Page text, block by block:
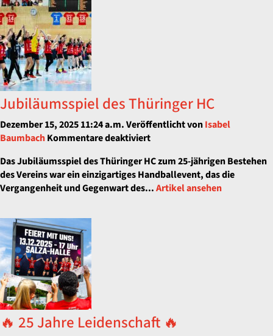
Jubiläumsspiel des Thüringer HC
Dezember 15, 2025 11:24 a.m.Veröffentlicht vonIsabel
BaumbachKommentare deaktiviertfür
des
Thüringer
HC
Das Jubiläumsspiel des Thüringer HC zum 25-jährigen Bestehen
des Vereins war ein einzigartiges Handballevent, das die
Vergangenheit und Gegenwart des...Artikel ansehen
🔥 25 Jahre Leidenschaft 🔥